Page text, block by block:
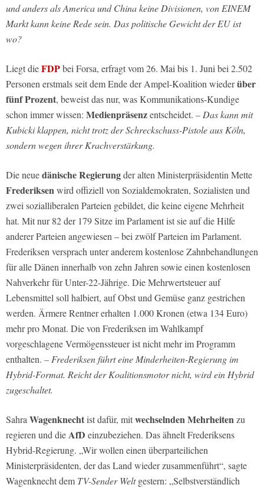
und anders als America und China keine Divisionen, von EINEM
Markt kann keine Rede sein. Das politische Gewicht der EU ist
wo?
Liegt dieFDPbei Forsa, erfragt vom 26. Mai bis 1. Juni bei 2.502
Personen erstmals seit dem Ende der Ampel-Koalition wiederüber
fünf Prozent, beweist das nur, was Kommunikations-Kundige
schon immer wissen: Medienpräsenzentscheidet. – Das kann mit
Kubicki klappen, nicht trotz der Schreckschuss-Pistole aus Köln,
sondern wegen ihrer Krachverstärkung.
Die neuedänische Regierungder alten Ministerpräsidentin Mette
Frederiksenwird offiziell von Sozialdemokraten, Sozialisten und
zwei sozialliberalen Parteien gebildet, die keine eigene Mehrheit
hat. Mit nur 82 der 179 Sitze im Parlament ist sie auf die Hilfe
anderer Parteien angewiesen – bei zwölf Parteien im Parlament.
Frederiksen versprach unter anderem kostenlose Zahnbehandlungen
für alle Dänen innerhalb von zehn Jahren sowie einen kostenlosen
Nahverkehr für Unter-22-Jährige. Die Mehrwertsteuer auf
Lebensmittel soll halbiert, auf Obst und Gemüse ganz gestrichen
werden. Ärmere Rentner erhalten 1.000 Kronen (etwa 134 Euro)
mehr pro Monat. Die von Frederiksen im Wahlkampf
vorgeschlagene Vermögenssteuer ist nicht mehr im Programm
enthalten. – Frederiksen führt eine Minderheiten-Regierung im
Hybrid-Format. Reicht der Koalitionsmotor nicht, wird ein Hybrid
zugeschaltet.
Sahra Wagenknechtist dafür, mitwechselnden Mehrheitenzu
regieren und dieAfD einzubeziehen. Das ähnelt Frederiksens
Hybrid-Regierung. „Wir wollen einen überparteilichen
Ministerpräsidenten, der das Land wieder zusammenführt“, sagte
Wagenknecht dem TV-Sender Weltgestern: „Selbstverständlich